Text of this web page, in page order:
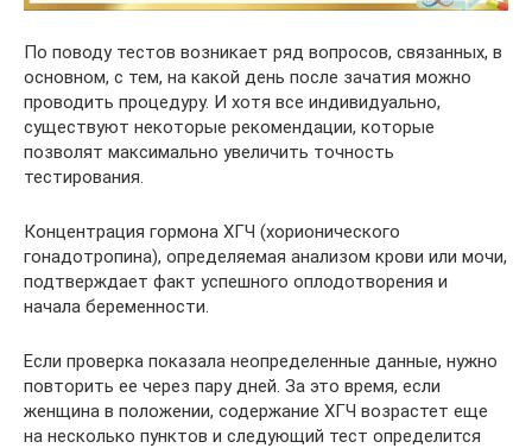
По поводу тестов возникает ряд вопросов, связанных, в
основном, с тем, на какой день после зачатия можно
проводить процедуру. И хотя все индивидуально,
существуют некоторые рекомендации, которые
позволят максимально увеличить точность
тестирования.
Концентрация гормона ХГЧ (хорионического
гонадотропина), определяемая анализом крови или мочи,
подтверждает факт успешного оплодотворения и
начала беременности.
Если проверка показала неопределенные данные, нужно
повторить ее через пару дней. За это время, если
женщина в положении, содержание ХГЧ возрастет еще
на несколько пунктов и следующий тест определится